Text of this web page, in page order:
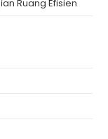
Ruang Efisien